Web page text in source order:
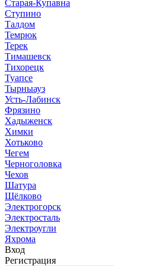
Старая-Купавна
Ступино
Талдом
Темрюк
Терек
Тимашевск
Тихорецк
Туапсе
Тырныауз
Усть-Лабинск
Фрязино
Хадыженск
Химки
Хотьково
Чегем
Черноголовка
Чехов
Шатура
Щёлково
Электрогорск
Электросталь
Электроугли
Яхрома
Вход
Регистрация